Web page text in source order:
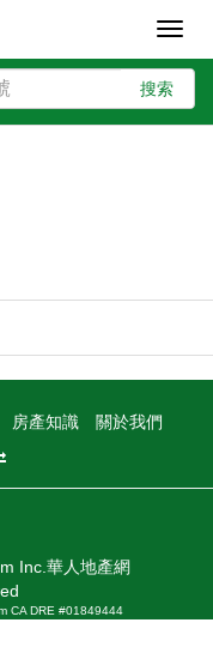
搜索
房產知識
關於我們
Inc.華人地產網
CA DRE #01849444